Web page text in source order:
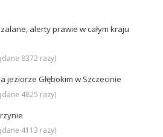
alerty prawie w całym kraju
8372 razy)
jeziorze Głębokim w Szczecinie
4825 razy)
4113 razy)